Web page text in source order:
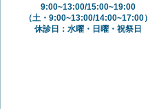
9:00~13:00/15:00~19:00
（土・9:00~13:00/14:00~17:00）
休診日：水曜・日曜・祝祭日